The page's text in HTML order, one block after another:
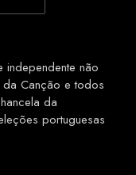
independente não
Canção e todos
da
portuguesas